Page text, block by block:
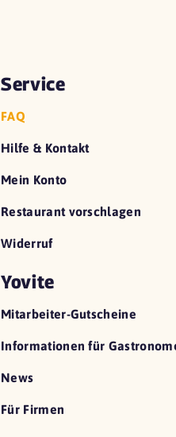
Service
FAQ
Hilfe & Kontakt
Mein Konto
Restaurant vorschlagen
Widerruf
Yovite
Mitarbeiter-Gutscheine
Informationen für
News
Für Firmen